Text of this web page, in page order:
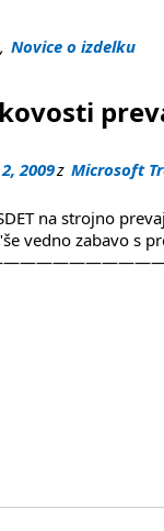
, Novice o izdelku
2009z Microsoft
na strojno
vedno zabavo s
Guest